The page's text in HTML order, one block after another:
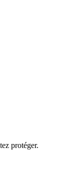
protéger.